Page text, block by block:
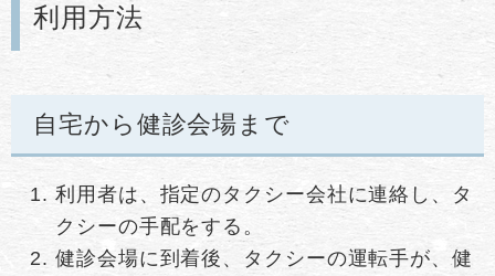
利用方法
自宅から健診会場まで
利用者は、指定のタクシー会社に連絡し、タ
クシーの手配をする。
健診会場に到着後、タクシーの運転手が、健